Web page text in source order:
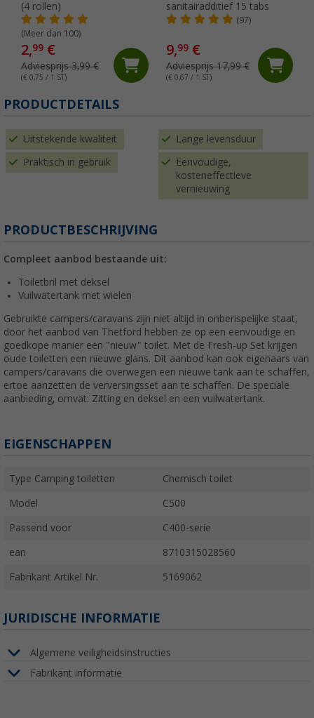
(4 rollen)
(Meer dan 100)
2,99 €
Adviesprijs 3,99 €
(€ 0,75 / 1 ST)
sanitairadditief 15 tabs
(97)
9,99€
Adviesprijs 17,99 €
(€ 0,67 / 1 ST)
PRODUCTDETAILS
Uitstekende kwaliteit Lange levensduur
Praktisch in gebruik
Eenvoudige,
kosteneffectieve
vernieuwing
PRODUCTBESCHRIJVING
Compleet aanbod bestaande uit:
Toiletbril met deksel
Vuilwatertank met wielen
Gebruikte campers/caravans zijn niet altijd in onberispelijke staat,
door het aanbod van Thetford hebben ze op een eenvoudige en
goedkope manier een "nieuw" toilet. Met de Fresh-up Set krijgen
oude toiletten een nieuwe glans. Dit aanbod kan ook eigenaars van
campers/caravans die overwegen een nieuwe tank aan te schaffen,
ertoe aanzetten de verversingsset aan te schaffen. De speciale
aanbieding, omvat: Zitting en deksel en een vuilwatertank.
EIGENSCHAPPEN
Type Camping toiletten Chemisch toilet
Model C500
Passend voor C400-serie
ean 8710315028560
Fabrikant Artikel Nr. 5169062
JURIDISCHE INFORMATIE
Algemene veiligheidsinstructies
Fabrikant informatie